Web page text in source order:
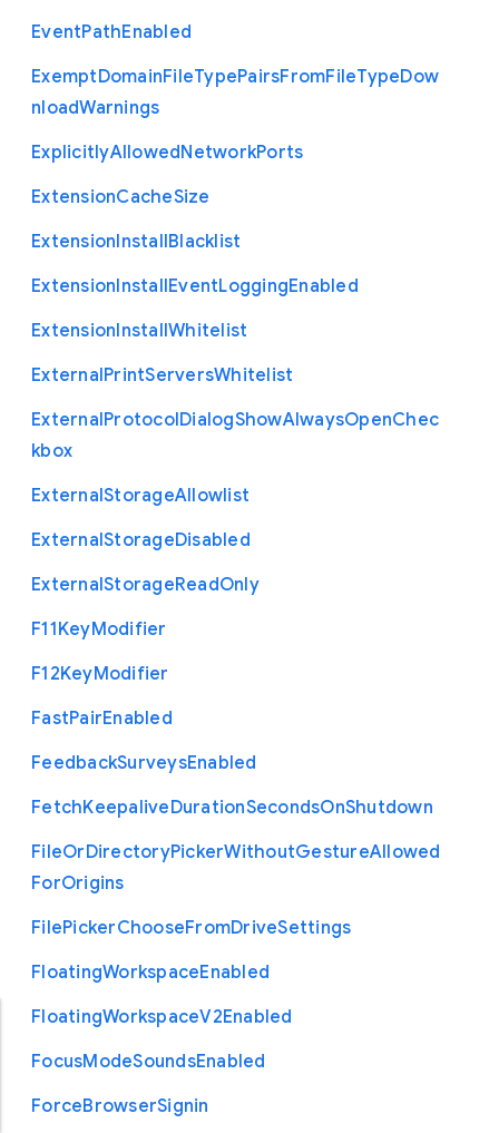
EventPathEnabled
ExemptDomainFileTypePairsFromFileTypeDow
nloadWarnings
ExplicitlyAllowedNetworkPorts
ExtensionCacheSize
ExtensionInstallBlacklist
ExtensionInstallEventLoggingEnabled
ExtensionInstallWhitelist
ExternalPrintServersWhitelist
ExternalProtocolDialogShowAlwaysOpenChec
kbox
ExternalStorageAllowlist
ExternalStorageDisabled
ExternalStorageReadOnly
F11KeyModifier
F12KeyModifier
FastPairEnabled
FeedbackSurveysEnabled
FetchKeepaliveDurationSecondsOnShutdown
FileOrDirectoryPickerWithoutGestureAllowed
ForOrigins
FilePickerChooseFromDriveSettings
FloatingWorkspaceEnabled
FloatingWorkspaceV2Enabled
FocusModeSoundsEnabled
ForceBrowserSignin